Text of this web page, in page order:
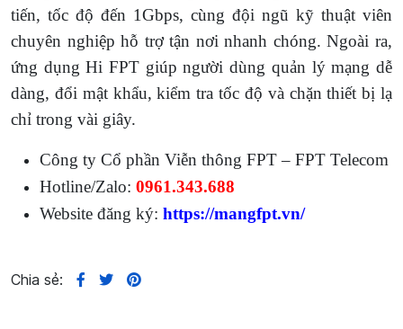
tiến, tốc độ đến 1Gbps, cùng đội ngũ kỹ thuật viên
chuyên nghiệp hỗ trợ tận nơi nhanh chóng. Ngoài ra,
ứng dụng Hi FPT giúp người dùng quản lý mạng dễ
dàng, đổi mật khẩu, kiểm tra tốc độ và chặn thiết bị lạ
chỉ trong vài giây.
Công ty Cổ phần Viễn thông FPT – FPT Telecom
Hotline/Zalo: 0961.343.688
Website đăng ký: https://mangfpt.vn/
Chia sẻ: